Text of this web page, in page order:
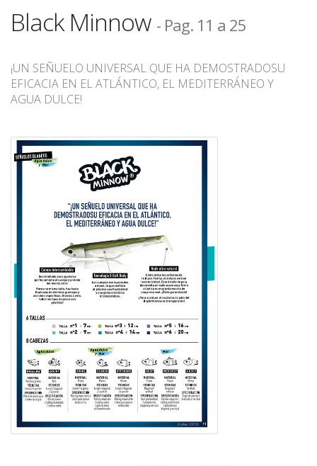
Black Minnow - Pag. 11 a 25
¡UN SEÑUELO UNIVERSAL QUE HA DEMOSTRADOSU
EFICACIA EN EL ATLÁNTICO, EL MEDITERRÁNEO Y
AGUA DULCE!